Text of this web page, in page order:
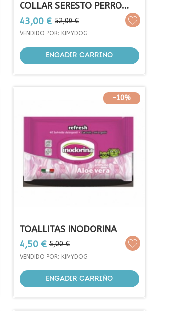
COLLAR SERESTO PERRO
GRANDE
Prezo
43,00 € Prezo
base
52,00 €
VENDIDO POR: KIMYDOG
ENGADIR CARRIÑO
-10%
TOALLITAS INODORINA
Prezo
4,50 € Prezo
base
5,00 €
VENDIDO POR: KIMYDOG
ENGADIR CARRIÑO